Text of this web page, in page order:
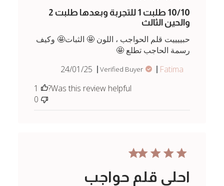
10/10 طلبت 1 للتجربة وبعدها طلبت 2
والحين الثالث
حبييييت قلم الحواجب ، اللون 🤩 الثبات🤩 وكيف
رسمة الحاجب تطلع 🤩
Fatima
Verified Buyer
Published24/01/25
Was this review helpful?
1
0
احلى قلم حواجب